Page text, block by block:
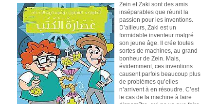
Zein et Zaki sont des amis
inséparables que réunit la
passion pour les inventions.
D’ailleurs, Zaki est un
formidable inventeur malgré
son jeune âge. Il crée toutes
sortes de machines, au grand
bonheur de Zein. Mais,
évidemment, ces inventions
causent parfois beaucoup plus
de problèmes qu’elles
n’arrivent à en résoudre. C’est
le cas de la machine à faire